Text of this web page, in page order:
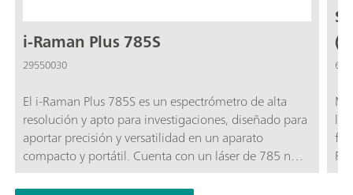
i-Raman Plus 785S
29550030
El i-Raman Plus 785S es un espectrómetro de alta
resolución y apto para investigaciones, diseñado para
aportar precisión y versatilidad en un aparato
compacto y portátil. Cuenta con un láser de 785 nm y
una amplia gama espectral desde 65 a 3350 cm⁻¹ y